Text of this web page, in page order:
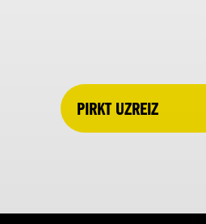
PIRKT UZREIZ